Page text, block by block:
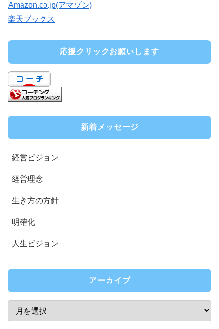
Amazon.co.jp(アマゾン)
楽天ブックス
応援クリックお願いします
新着メッセージ
経営ビジョン
経営理念
生き方の方針
明確化
人生ビジョン
アーカイブ